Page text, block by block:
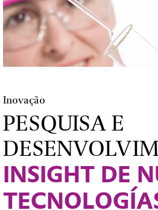
Inovação
PESQUISA E
INSIGHT DE